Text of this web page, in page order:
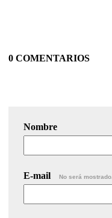
0 COMENTARIOS
Nombre
E-mail No será mostrado.